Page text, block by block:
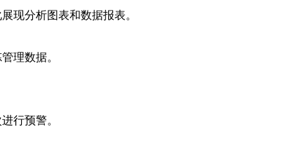
现分析图表和数据报表。
理数据。
行预警。